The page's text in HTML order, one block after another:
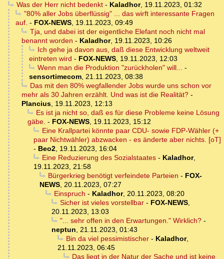
Was der Herr nicht bedenkt- Kaladhor, 19.11.2023, 01:32
"80% aller Jobs überflüssig" ... das wirft interessante Fragen
auf. - FOX-NEWS, 19.11.2023, 09:49
Tja, und dabei ist der eigentliche Elefant noch nicht mal
benannt worden - Kaladhor, 19.11.2023, 10:26
Ich gehe ja davon aus, daß diese Entwicklung weltweit
eintreten wird - FOX-NEWS, 19.11.2023, 12:03
Wenn man die Produktion "zurückholen" will... -
sensortimecom, 21.11.2023, 08:38
Das mit den 80% wegfallender Jobs wurde uns schon vor
mehr als 30 Jahren erzählt. Und was ist die Realität? -
Plancius, 19.11.2023, 12:13
Es ist ja nicht so, daß es für diese Probleme keine Lösung
gäbe. - FOX-NEWS, 19.11.2023, 15:12
Eine Krallpartei könnte paar CDU- sowie FDP-Wähler (+
paar Nichtwähler) abzwacken - es änderte aber nichts. [oT]
- Beo2, 19.11.2023, 16:04
Eine Reduzierung des Sozialstaates- Kaladhor,
19.11.2023, 21:58
Bürgerkrieg benötigt verfeindete Parteien - FOX-
NEWS, 20.11.2023, 07:27
Einspruch - Kaladhor, 20.11.2023, 08:20
Sicher ist vieles vorstellbar- FOX-NEWS,
20.11.2023, 13:03
"... sehr offen in den Erwartungen." Wirklich?-
neptun, 21.11.2023, 01:43
Bin da viel pessimistischer- Kaladhor,
21.11.2023, 06:45
Das liegt in der Natur der Sache und ist keine